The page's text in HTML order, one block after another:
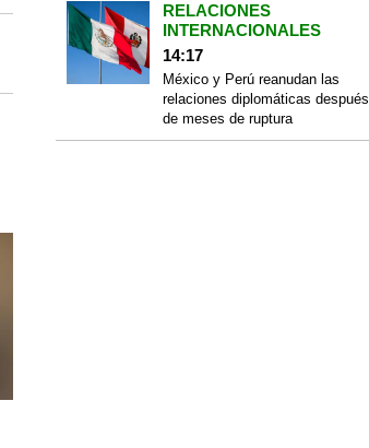
RELACIONES
INTERNACIONALES
14:17
México y Perú reanudan las
relaciones diplomáticas después
de meses de ruptura